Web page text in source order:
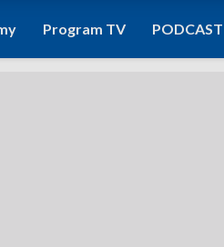
Program TV